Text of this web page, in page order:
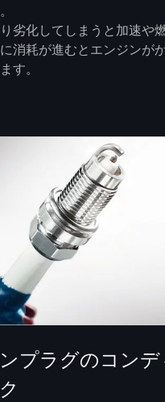
劣化してしまうと加速や
消耗が進むとエンジンが
す。
プラグのコン